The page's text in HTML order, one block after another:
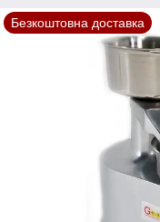
Безкоштовна доставка